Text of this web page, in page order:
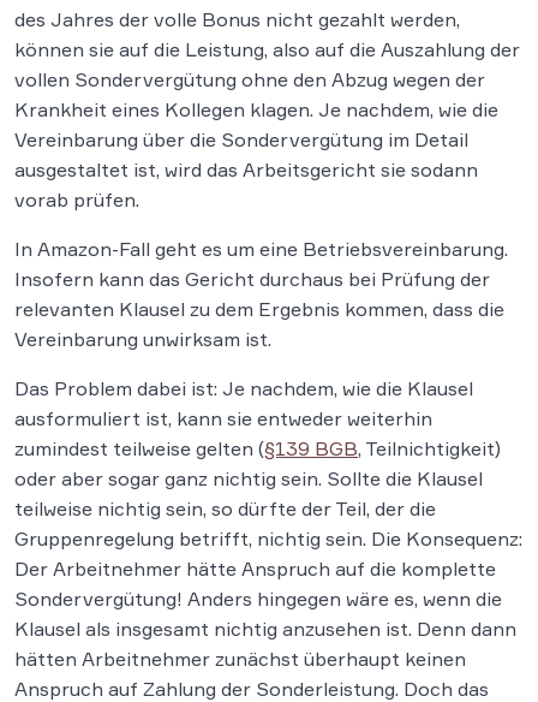
des Jahres der volle Bonus nicht gezahlt werden,
können sie auf die Leistung, also auf die Auszahlung der
vollen Sondervergütung ohne den Abzug wegen der
Krankheit eines Kollegen klagen. Je nachdem, wie die
Vereinbarung über die Sondervergütung im Detail
ausgestaltet ist, wird das Arbeitsgericht sie sodann
vorab prüfen.
In Amazon-Fall geht es um eine Betriebsvereinbarung.
Insofern kann das Gericht durchaus bei Prüfung der
relevanten Klausel zu dem Ergebnis kommen, dass die
Vereinbarung unwirksam ist.
Das Problem dabei ist: Je nachdem, wie die Klausel
ausformuliert ist, kann sie entweder weiterhin
zumindest teilweise gelten (§139 BGB, Teilnichtigkeit)
oder aber sogar ganz nichtig sein. Sollte die Klausel
teilweise nichtig sein, so dürfte der Teil, der die
Gruppenregelung betrifft, nichtig sein. Die Konsequenz:
Der Arbeitnehmer hätte Anspruch auf die komplette
Sondervergütung! Anders hingegen wäre es, wenn die
Klausel als insgesamt nichtig anzusehen ist. Denn dann
hätten Arbeitnehmer zunächst überhaupt keinen
Anspruch auf Zahlung der Sonderleistung. Doch das